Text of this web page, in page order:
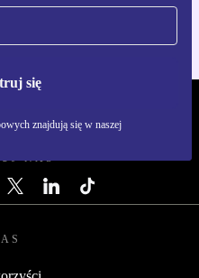
się
znajdują się w naszej
NAS